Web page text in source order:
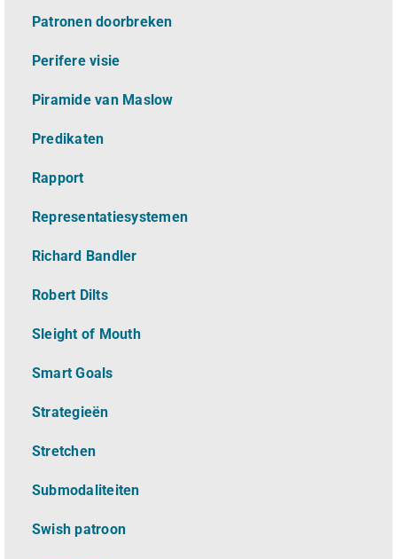
Patronen doorbreken
Perifere visie
Piramide van Maslow
Predikaten
Rapport
Representatiesystemen
Richard Bandler
Robert Dilts
Sleight of Mouth
Smart Goals
Strategieën
Stretchen
Submodaliteiten
Swish patroon